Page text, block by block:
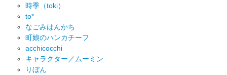
時季（toki）
to*
なごみはんかち
町娘のハンカチーフ
acchicocchi
キャラクター／ムーミン
りぼん